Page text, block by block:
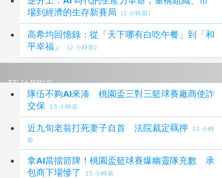
場到經濟的生存新賽局
(2 小時前)
高希均回憶錄：從「天下哪有白吃午餐」到「和
平幸福」
(2 小時前)
延伸閱讀
隊伍不夠AI來湊 桃園盃三對三籃球賽廠商使詐
交保
13 小時前
近九旬老翁打死妻子自首 法院裁定羈押
13 小時
前
拿AI當擋箭牌！桃園盃籃球賽爆幽靈隊充數 承
包商下場慘了
15 小時前